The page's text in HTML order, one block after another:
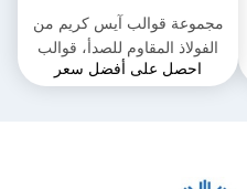
مجموعة قوالب آيس كريم من
الفولاذ المقاوم للصدأ، قوالب
آيس بوبس 2 × 13، 26 تجويف،احصل على أفضل سعر